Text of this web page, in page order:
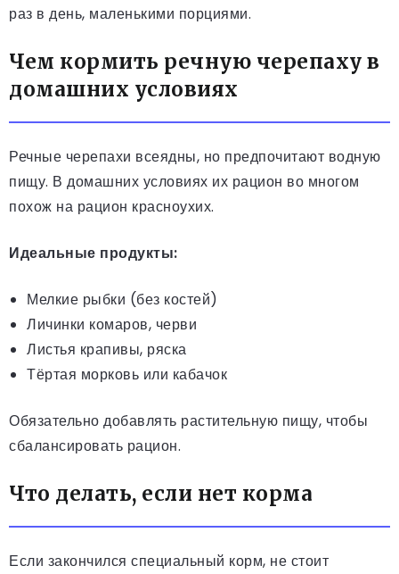
раз в день, маленькими порциями.
Чем кормить речную черепаху в
домашних условиях
Речные черепахи всеядны, но предпочитают водную
пищу. В домашних условиях их рацион во многом
похож на рацион красноухих.
Идеальные продукты:
Мелкие рыбки (без костей)
Личинки комаров, черви
Листья крапивы, ряска
Тёртая морковь или кабачок
Обязательно добавлять растительную пищу, чтобы
сбалансировать рацион.
Что делать, если нет корма
Если закончился специальный корм, не стоит